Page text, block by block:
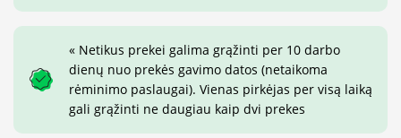
« Netikus prekei galima grąžinti per 10 darbo
dienų nuo prekės gavimo datos (netaikoma
rėminimo paslaugai). Vienas pirkėjas per visą laiką
gali grąžinti ne daugiau kaip dvi prekes